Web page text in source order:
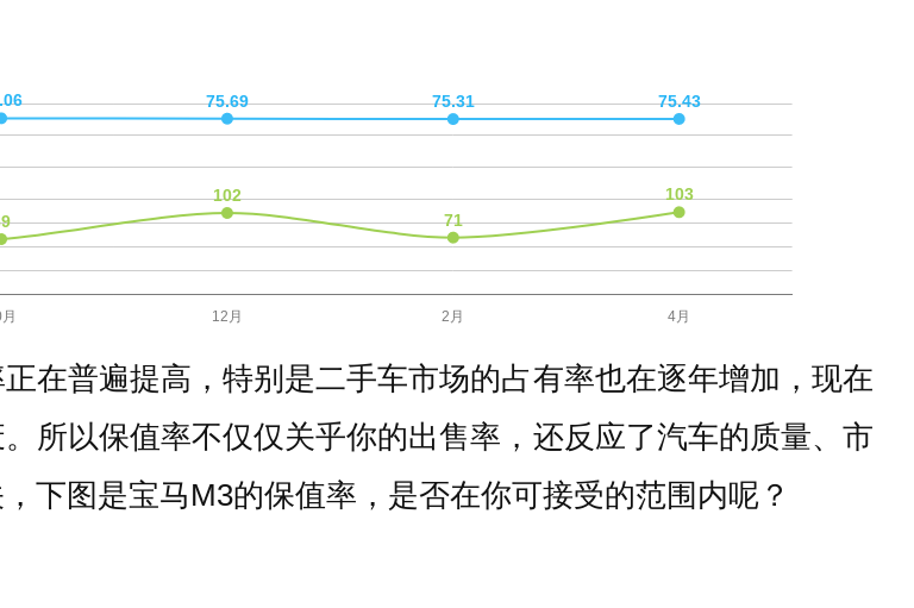
在普遍提高，特别是二手车市场的占有率也在逐年增加，现在
所以保值率不仅仅关乎你的出售率，还反应了汽车的质量、市
下图是宝马M3的保值率，是否在你可接受的范围内呢？